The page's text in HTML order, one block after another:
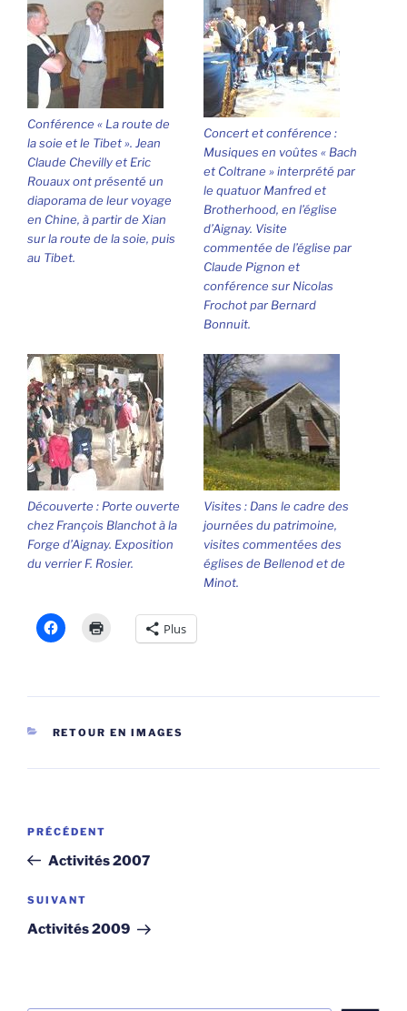
Conférence « La route de
la soie et le Tibet ». Jean
Claude Chevilly et Eric
Rouaux ont présenté un
diaporama de leur voyage
en Chine, à partir de Xian
sur la route de la soie, puis
au Tibet.
Concert et conférence :
Musiques en voûtes « Bach
et Coltrane » interprété par
le quatuor Manfred et
Brotherhood, en l’église
d’Aignay. Visite
commentée de l’église par
Claude Pignon et
conférence sur Nicolas
Frochot par Bernard
Bonnuit.
Découverte : Porte ouverte
chez François Blanchot à la
Forge d’Aignay. Exposition
du verrier F. Rosier.
Visites : Dans le cadre des
journées du patrimoine,
visites commentées des
églises de Bellenod et de
Minot.
Plus
CATÉGORIES
RETOUR EN IMAGES
Navigation
l’article
Article
précédent
PRÉCÉDENT
Activités 2007
Article
suivant
SUIVANT
Activités 2009